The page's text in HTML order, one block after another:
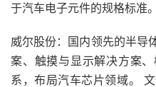
于汽车电子元件的规格标准。
威尔股份：国内领先的半导
案、触摸与显示解决方案
系，布局汽车芯片领域。